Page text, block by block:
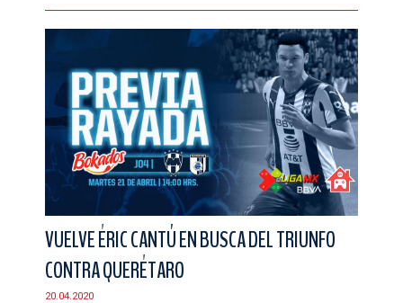
VUELVE ÉRIC CANTÚ EN BUSCA DEL TRIUNFO
CONTRA QUERÉTARO
20.04.2020